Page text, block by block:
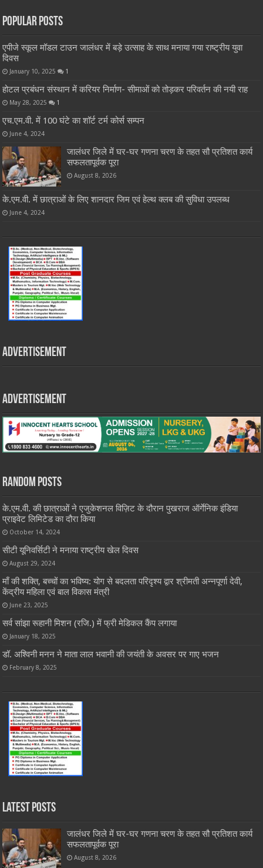
Popular Posts
एपीजे स्कूल मॉडल टाउन जालंधर में बड़े उत्साह के साथ मनाया गया राष्ट्रीय युवा
दिवस
January 10, 2025 1
होटल प्रबंधन संस्थान में करियर निर्माण- सीमाओं को तोड़कर परिवर्तन की नयी राह
May 28, 2025 1
एच.एम.वी. में 100 घंटे का शॉर्ट टर्म कोर्स सम्पन
June 4, 2024
जालंधर जिले में घर-घर गणना चरण के तहत सौ प्रतिशत कार्य
सफलतापूर्वक पूरा
August 8, 2026
के.एम.वी. में छात्राओं के लिए शानदार जिम एवं हेल्थ क्लब की सुविधा उपलब्ध
June 4, 2024
Advertisement
Advertisement
Random Posts
के.एम.वी. की छात्राओं ने एजुकेशनल विज़िट के दौरान पुखराज ऑर्गेनिक इंडिया
प्राइवेट लिमिटेड का दौरा किया
October 14, 2024
सीटी यूनिवर्सिटी ने मनाया राष्ट्रीय खेल दिवस
August 29, 2024
माँ की शक्ति, बच्चों का भविष्य: योग से बदलता परिदृश्य द्वार श्रीमती अन्नपूर्णा देवी,
केंद्रीय महिला एवं बाल विकास मंत्री
June 23, 2025
सर्व सांझा रूहानी मिशन (रजि.) में फ्री मेडिकल कैंप लगाया
January 18, 2025
डॉ. अश्विनी मनन ने माता लाल भवानी की जयंती के अवसर पर गाए भजन
February 8, 2025
Latest Posts
जालंधर जिले में घर-घर गणना चरण के तहत सौ प्रतिशत कार्य
सफलतापूर्वक पूरा
August 8, 2026